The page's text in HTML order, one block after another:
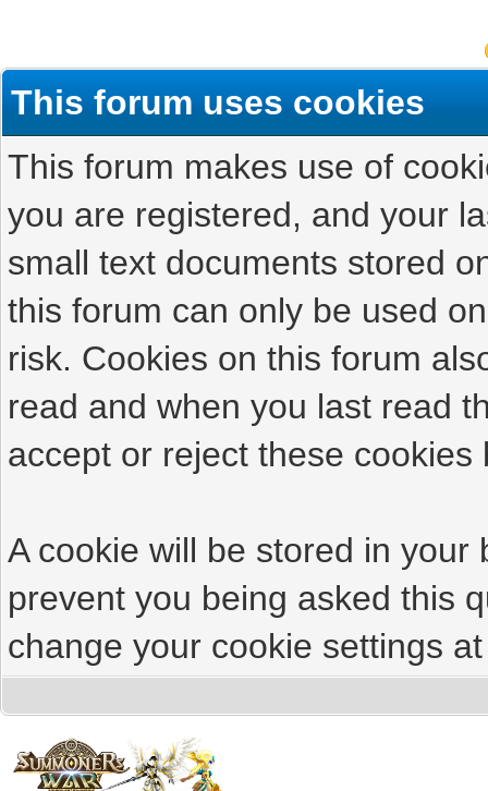
This forum uses cookies
This forum makes use of
you are registered, and your
small text documents stored
this forum can only be used
risk. Cookies on this forum
read and when you last read
accept or reject these cookies
A cookie will be stored in
prevent you being asked this
change your cookie settings